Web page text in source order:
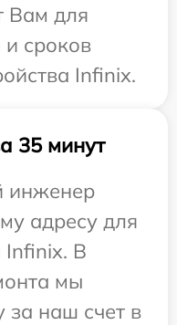
Вам для
и сроков
Infinix.
35 минут
инженер
адресу для
Infinix. В
мы
за наш счет в